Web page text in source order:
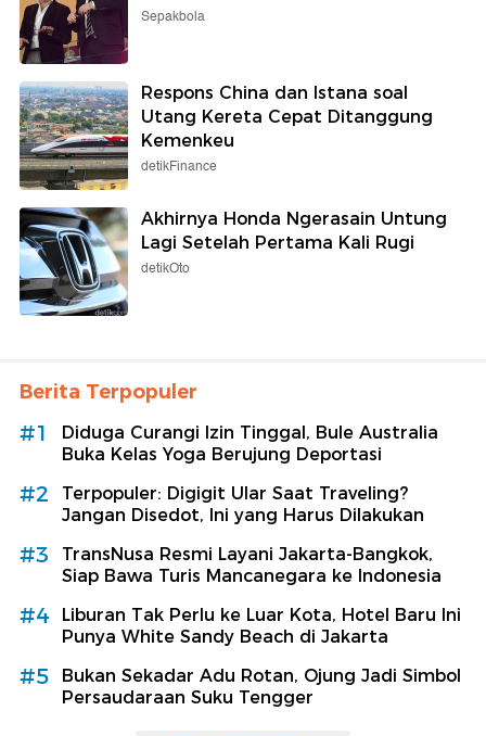
Sepakbola
Respons China dan Istana soal
Utang Kereta Cepat Ditanggung
Kemenkeu
detikFinance
Akhirnya Honda Ngerasain Untung
Lagi Setelah Pertama Kali Rugi
detikOto
Berita Terpopuler
#1
Diduga Curangi Izin Tinggal, Bule Australia
Buka Kelas Yoga Berujung Deportasi
#2
Terpopuler: Digigit Ular Saat Traveling?
Jangan Disedot, Ini yang Harus Dilakukan
#3
TransNusa Resmi Layani Jakarta-Bangkok,
Siap Bawa Turis Mancanegara ke Indonesia
#4
Liburan Tak Perlu ke Luar Kota, Hotel Baru Ini
Punya White Sandy Beach di Jakarta
#5
Bukan Sekadar Adu Rotan, Ojung Jadi Simbol
Persaudaraan Suku Tengger